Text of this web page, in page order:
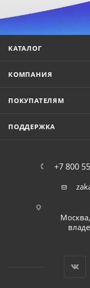
КАТАЛОГ
КОМПАНИЯ
ПОКУПАТЕЛЯМ
ПОДДЕРЖКА
+7 800